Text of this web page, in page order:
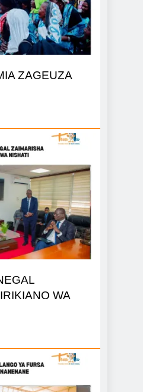
ZAGEUZA
WA